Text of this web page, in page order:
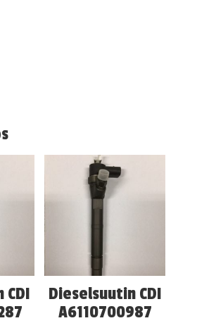
Dieselsuutin CDI
A6110700987